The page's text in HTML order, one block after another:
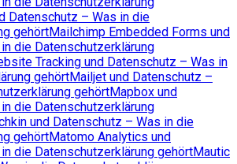
Datenschutz – Was in die
gehörtMailchimp Embedded Forms und
die Datenschutzerklärung
Tracking und Datenschutz – Was in
gehörtMailjet und Datenschutz –
gehörtMapbox und
die Datenschutzerklärung
und Datenschutz – Was in die
gehörtMatomo Analytics und
die Datenschutzerklärung gehörtMautic